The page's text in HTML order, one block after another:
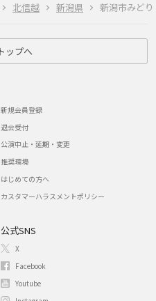
北信越 新潟県 新潟市みど
ップへ
新規会員登録
退会受付
公演中止・延期・変更
推奨環境
はじめての方へ
カスタマーハラスメントポリシー
公式SNS
X
Facebook
Youtube